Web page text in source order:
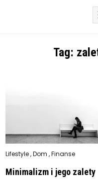
Tag:
Posted
Lifestyle,Dom ,Finanse
Minimalizm i jego zalety